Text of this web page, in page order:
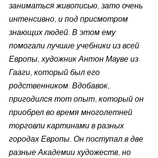
заниматься живописью, зато очень
интенсивно, и под присмотром
знающих людей. В этом ему
помогали лучшие учебники из всей
Европы, художник Антон Мауве из
Гааги, который был его
родственником. Вдобавок,
пригодился тот опыт, который он
приобрел во время многолетней
торговли картинами в разных
городах Европы. Он поступал в две
разные Академии художеств, но